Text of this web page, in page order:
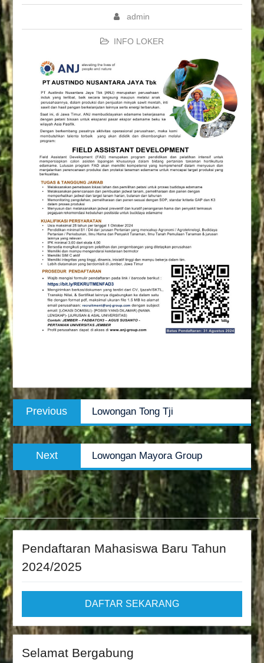
admin
INFO LOKER
Post
navigation
Previous
post:
Lowongan Tong Tji
Next
post:
Lowongan Mayora Group
Pendaftaran Mahasiswa Baru Tahun
2024/2025
DAFTAR SEKARANG
Selamat Bergabung